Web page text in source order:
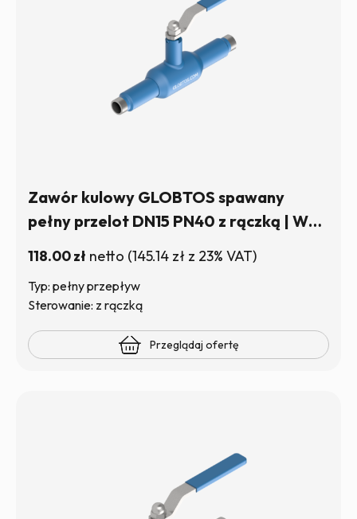
Zawór kulowy GLOBTOS spawany
pełny przelot DN15 PN40 z rączką | W
118.00zł netto (145.14 zł z 23% VAT)
Typ: pełny przepływ
Sterowanie: z rączką
Przeglądaj ofertę